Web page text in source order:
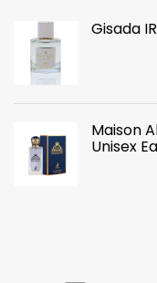
Gisada
Maison
Unisex